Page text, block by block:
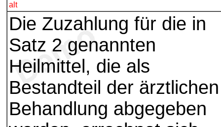
alt
Die Zuzahlung für die in
Satz 2 genannten
Heilmittel, die als
Bestandteil der ärztlichen
Behandlung abgegeben